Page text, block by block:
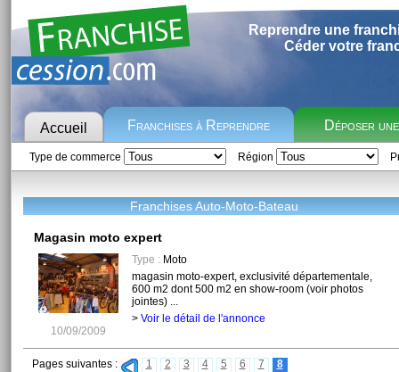
Reprendre une
Céder votre
Accueil Franchises à Reprendre Déposer
Type de commerce Région
Franchises Auto-Moto-Bateau
Magasin moto expert
10/09/2009
Type :Moto
magasin moto-expert, exclusivité départementale,
600 m2 dont 500 m2 en show-room (voir photos
jointes) ...
> Voir le détail de l'annonce
Pages suivantes : 1 2 3 4 5 6 7 8